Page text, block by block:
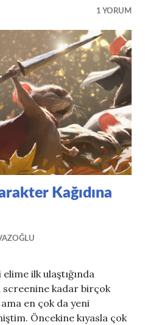
1 YORUM
Kağıdına
ilk ulaştığında
kadar birçok
en çok da yeni
Öncekine kıyasla çok